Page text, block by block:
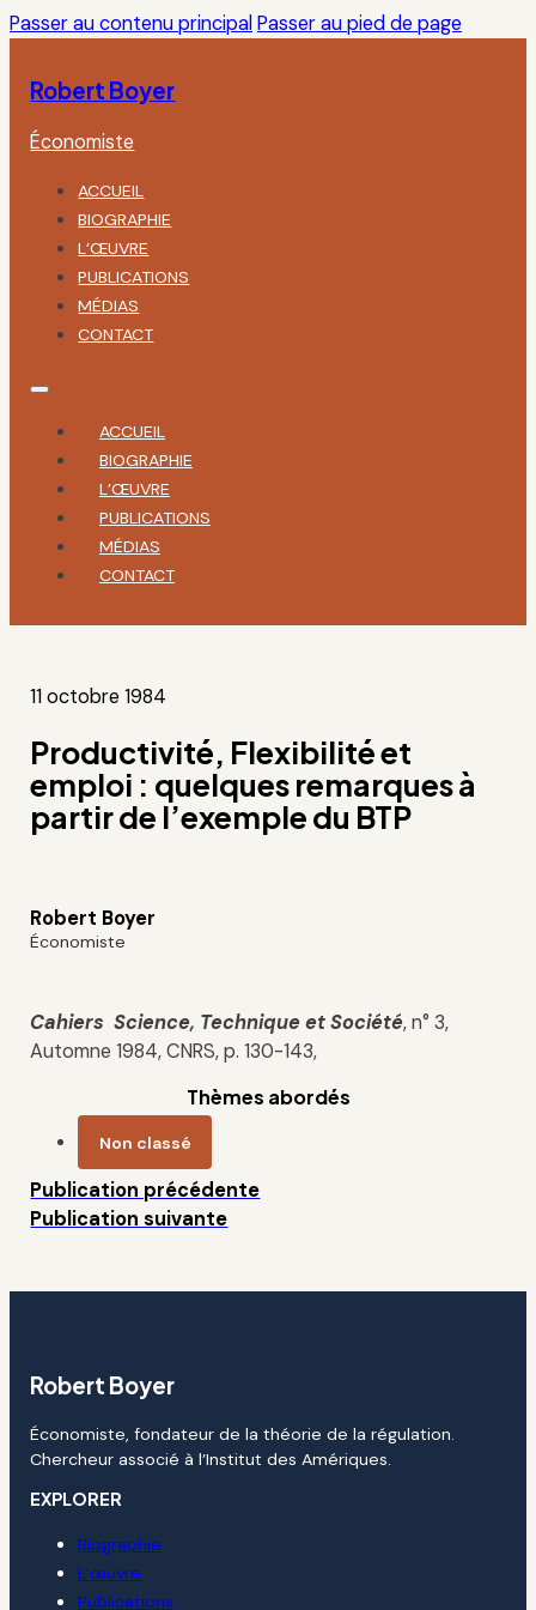
Passer au contenu principal Passer au pied de page
Robert Boyer
Économiste
ACCUEIL
BIOGRAPHIE
L’ŒUVRE
PUBLICATIONS
MÉDIAS
CONTACT
ACCUEIL
BIOGRAPHIE
L’ŒUVRE
PUBLICATIONS
MÉDIAS
CONTACT
11 octobre 1984
Productivité, Flexibilité et
emploi : quelques remarques à
partir de l’exemple du BTP
Robert Boyer
Économiste
Cahiers Science, Technique et Société, n° 3,
Automne 1984, CNRS, p. 130-143,
Thèmes abordés
Non classé
Publication précédente
Publication suivante
Robert Boyer
Économiste, fondateur de la théorie de la régulation.
Chercheur associé à l’Institut des Amériques.
EXPLORER
Biographie
L’œuvre
Publications